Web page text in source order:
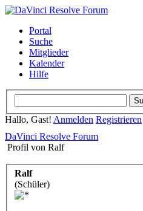
Portal
Suche
Mitglieder
Kalender
Hilfe
Hallo, Gast! Anmelden Registrieren
DaVinci Resolve Forum
Profil von Ralf
Ralf
(Schüler)